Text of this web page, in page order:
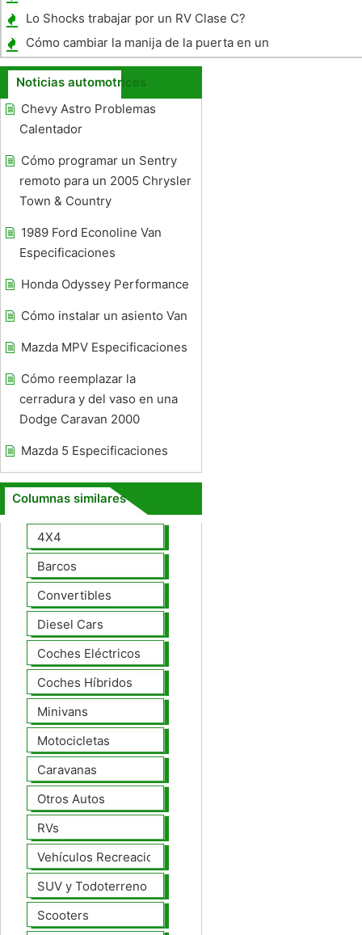
Lo Shocks trabajar por un RV Clase C?
Cómo cambiar la manija de la puerta en un
camión Chevy
Noticias automotrices
Chevy Astro Problemas
Calentador
Cómo programar un Sentry
remoto para un 2005 Chrysler
Town & Country
1989 Ford Econoline Van
Especificaciones
Honda Odyssey Performance
Cómo instalar un asiento Van
Mazda MPV Especificaciones
Cómo reemplazar la
cerradura y del vaso en una
Dodge Caravan 2000
Mazda 5 Especificaciones
Columnas similares
4X4
Barcos
Convertibles
Diesel Cars
Coches Eléctricos
Coches Híbridos
Minivans
Motocicletas
Caravanas
Otros Autos
RVs
Vehículos Recreacionales
SUV y Todoterreno
Scooters